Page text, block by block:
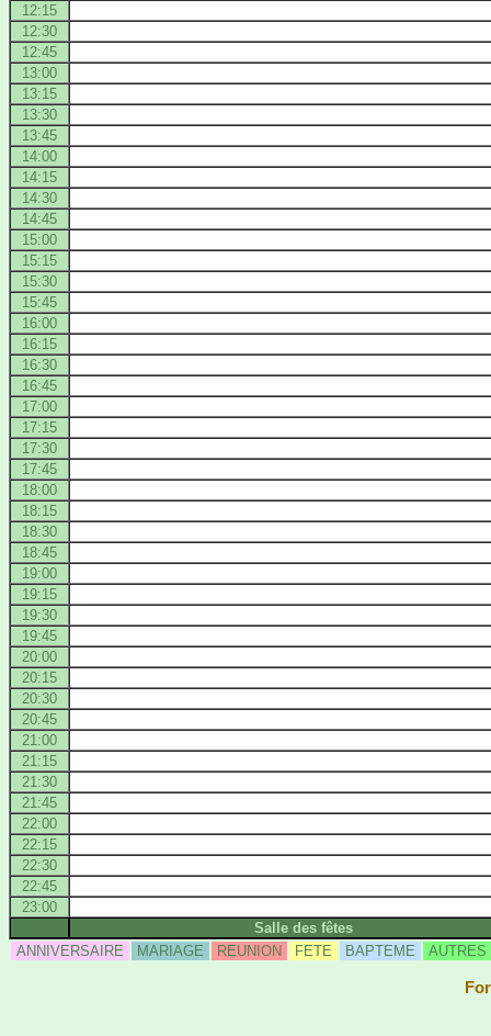
12:15
12:30
12:45
13:00
13:15
13:30
13:45
14:00
14:15
14:30
14:45
15:00
15:15
15:30
15:45
16:00
16:15
16:30
16:45
17:00
17:15
17:30
17:45
18:00
18:15
18:30
18:45
19:00
19:15
19:30
19:45
20:00
20:15
20:30
20:45
21:00
21:15
21:30
21:45
22:00
22:15
22:30
22:45
23:00
Salle des fêtes
ANNIVERSAIRE
MARIAGE REUNION FETE BAPTEME AUTRES